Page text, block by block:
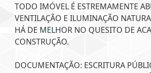
TODO IMÓVEL É ESTREMAMENTE
VENTILAÇÃO E ILUMINAÇÃO
HÁ DE MELHOR NO QUESITO DE
CONSTRUÇÃO.
DOCUMENTAÇÃO: ESCRITURA